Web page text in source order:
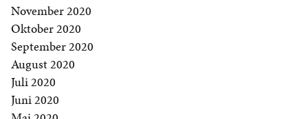
November 2020
Oktober 2020
September 2020
August 2020
Juli 2020
Juni 2020